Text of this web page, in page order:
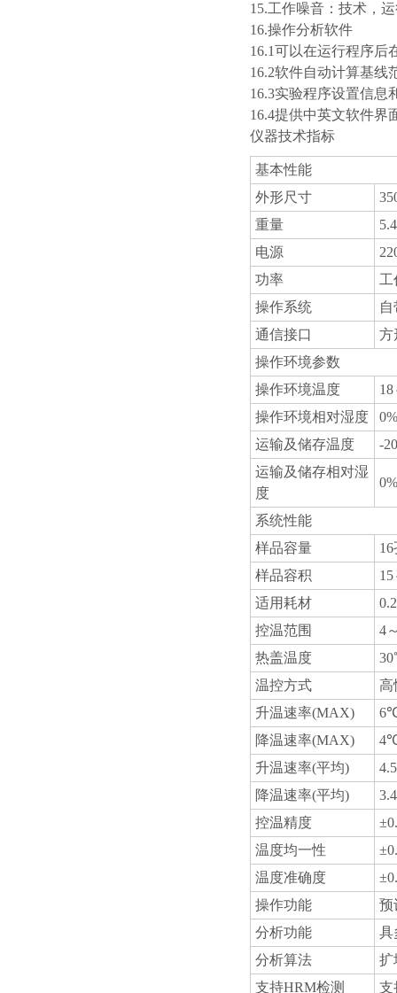
15.工作噪音：技术，
16.操作分析软件
16.1可以在运行程序后
16.2软件自动计算基线
16.3实验程序设置信
16.4提供中英文软件界
仪器技术指标
基本性能
外形尺寸
重量
电源
功率
工
操作系统
自
通信接口
方
操作环境参数
操作环境温度
操作环境相对湿度
运输及储存温度
-
运输及储存相对湿
度
系统性能
样品容量
样品容积
适用耗材
控温范围
4
热盖温度
温控方式
高
升温速率(MAX)
降温速率(MAX)
升温速率(平均)
降温速率(平均)
控温精度
温度均一性
温度准确度
操作功能
预
分析功能
具
分析算法
扩
支持HRM检测
支